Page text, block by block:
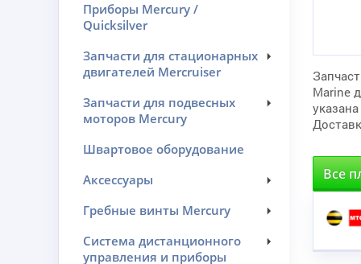
Приборы Mercury /
Quicksilver
Запчасти для стационарных
двигателей Mercruiser
Запчасти для подвесных
моторов Mercury
Швартовое оборудование
Аксессуары
Гребные винты Mercury
Система дистанционного
управления и приборы
Marine
Все